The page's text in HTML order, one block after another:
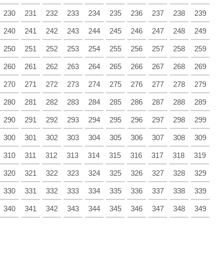
230 231 232 233 234 235 236 237 238 239
240 241 242 243 244 245 246 247 248 249
250 251 252 253 254 255 256 257 258 259
260 261 262 263 264 265 266 267 268 269
270 271 272 273 274 275 276 277 278 279
280 281 282 283 284 285 286 287 288 289
290 291 292 293 294 295 296 297 298 299
300 301 302 303 304 305 306 307 308 309
310 311 312 313 314 315 316 317 318 319
320 321 322 323 324 325 326 327 328 329
330 331 332 333 334 335 336 337 338 339
340 341 342 343 344 345 346 347 348 349